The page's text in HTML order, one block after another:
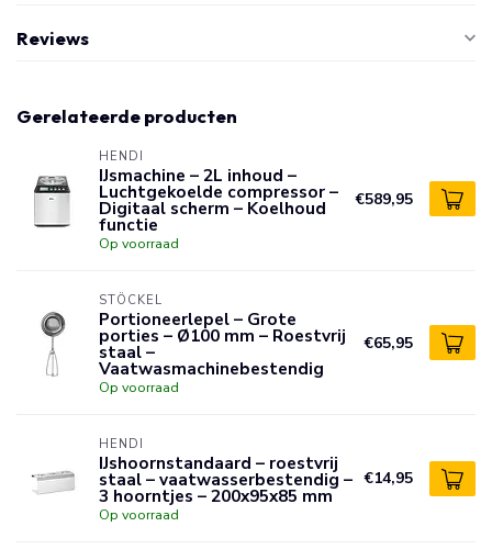
Reviews
Gerelateerde producten
HENDI
IJsmachine – 2L inhoud –
Luchtgekoelde compressor –
Digitaal scherm – Koelhoud
functie
Op voorraad
€589,95
STÖCKEL
Portioneerlepel – Grote
porties – Ø100 mm – Roestvrij
staal –
Vaatwasmachinebestendig
Op voorraad
€65,95
HENDI
IJshoornstandaard – roestvrij
staal – vaatwasserbestendig –
3 hoorntjes – 200x95x85 mm
Op voorraad
€14,95